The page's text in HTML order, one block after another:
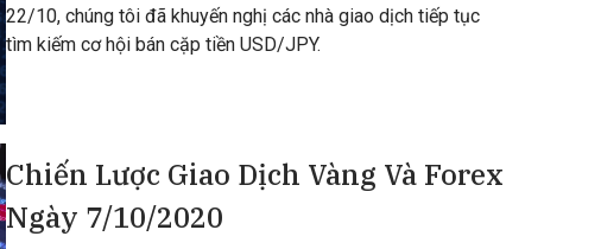
22/10, chúng tôi đã khuyến nghị các nhà giao dịch tiếp tục
tìm kiếm cơ hội bán cặp tiền USD/JPY.
Chiến Lược Giao Dịch Vàng Và Forex
Ngày 7/10/2020